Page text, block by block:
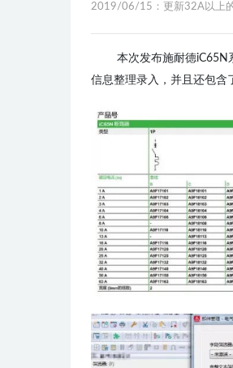
2019/06/15：更新32A以上的
本次发布施耐德iC65N
信息整理录入，并且还包含